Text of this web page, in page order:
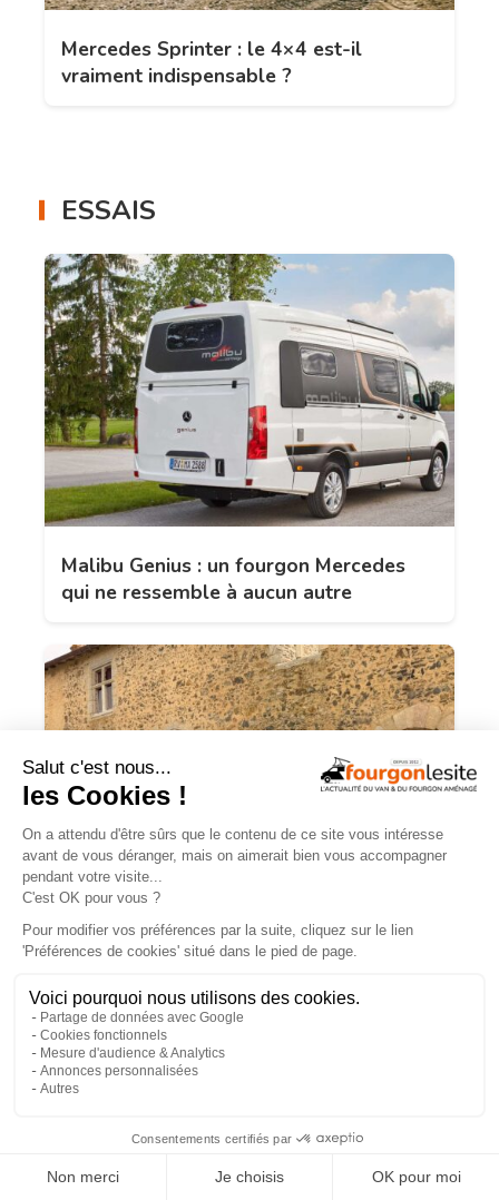
Mercedes Sprinter : le 4×4 est-il
vraiment indispensable ?
ESSAIS
Malibu Genius : un fourgon Mercedes
qui ne ressemble à aucun autre
JOA by Pilote soigne les apparences et